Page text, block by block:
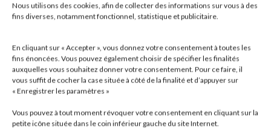
Nous utilisons des cookies, afin de collecter des informations sur vous à des
fins diverses, notamment fonctionnel, statistique et publicitaire.
En cliquant sur « Accepter », vous donnez votre consentement à toutes les
fins énoncées. Vous pouvez également choisir de spécifier les finalités
auxquelles vous souhaitez donner votre consentement. Pour ce faire, il
vous suffit de cocher la case située à côté de la finalité et d’appuyer sur
« Enregistrer les paramètres »
Vous pouvez à tout moment révoquer votre consentement en cliquant sur la
petite icône située dans le coin inférieur gauche du site Internet.
atteinte à la sauvegarde de la dignité de la personne humaine.
destinés à protéger la santé et l’intégrité physique et
psychique de ses membres et des bénéficiaires de ses
services et ses activités, et à ne pas mettre en danger la vie
d’autrui par ses agissements ou sa négligence.
Elle s’engage à ne pas créer, maintenir ou exploiter la